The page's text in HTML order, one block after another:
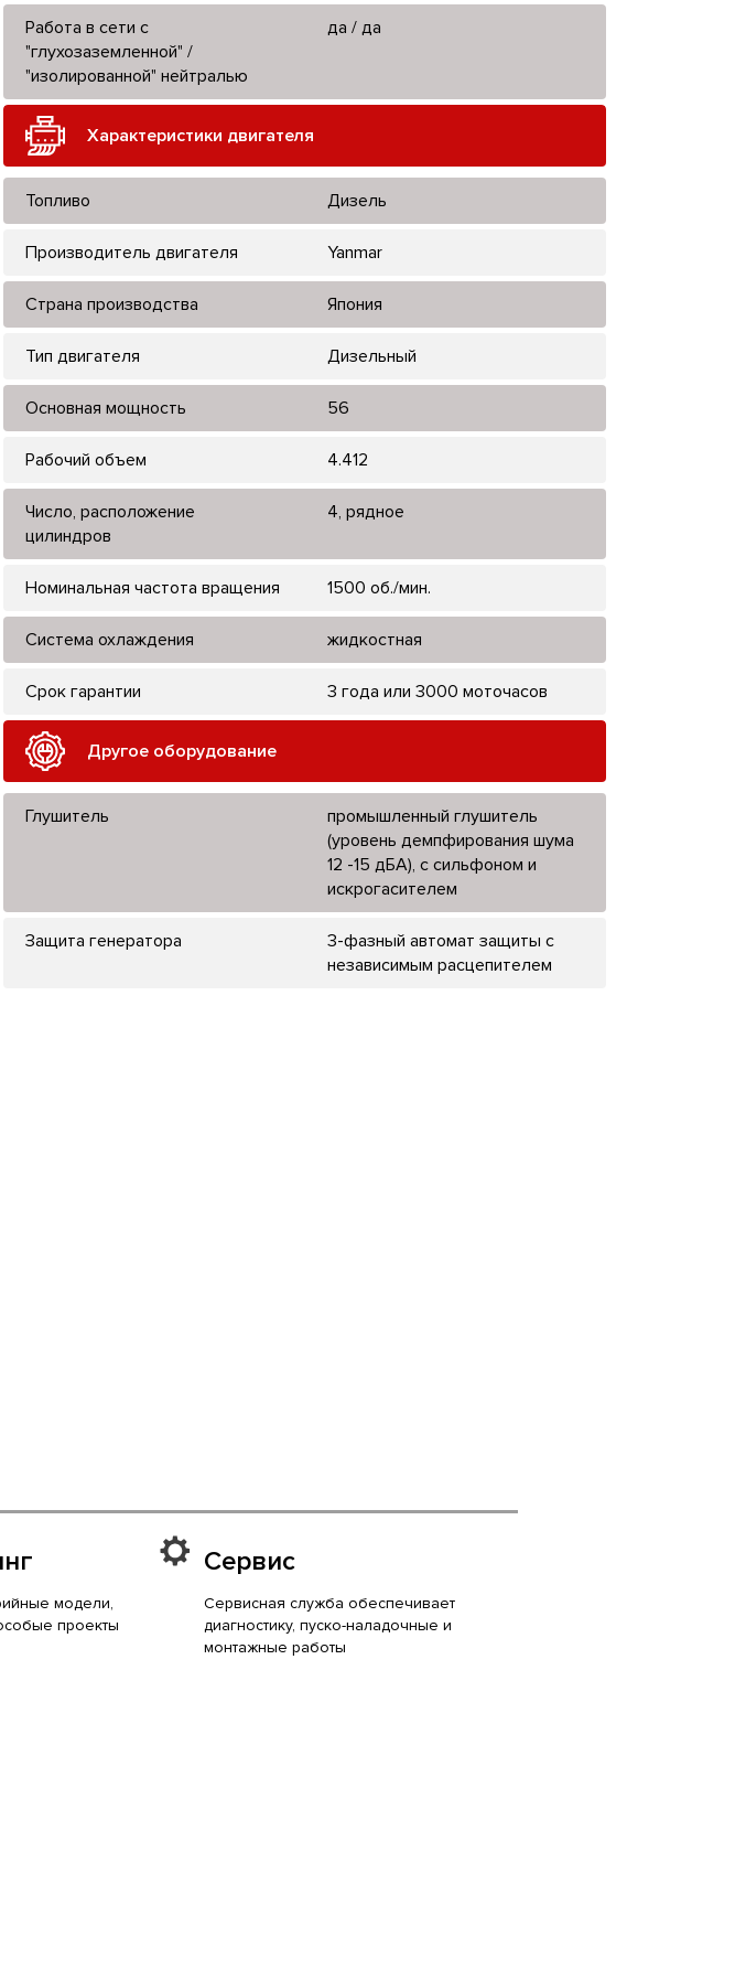
Работа в сети с
"глухозаземленной" /
"изолированной" нейтралью
да / да
Характеристики двигателя
Топливо Дизель
Производитель двигателя Yanmar
Страна производства Япония
Тип двигателя Дизельный
Основная мощность 56
Рабочий объем 4.412
Число, расположение
цилиндров
4, рядное
Номинальная частота вращения 1500 об./мин.
Система охлаждения жидкостная
Срок гарантии 3 года или 3000 моточасов
Другое оборудование
Глушитель
промышленный глушитель
(уровень демпфирования шума
12 -15 дБА), с сильфоном и
искрогасителем
Защита генератора
3-фазный автомат защиты с
независимым расцепителем
модели,
проекты
Сервис
Сервисная служба обеспечивает
диагностику, пуско-наладочные и
монтажные работы